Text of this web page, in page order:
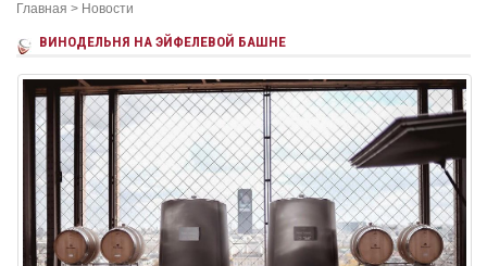
Главная > Новости
ВИНОДЕЛЬНЯ НА ЭЙФЕЛЕВОЙ БАШНЕ